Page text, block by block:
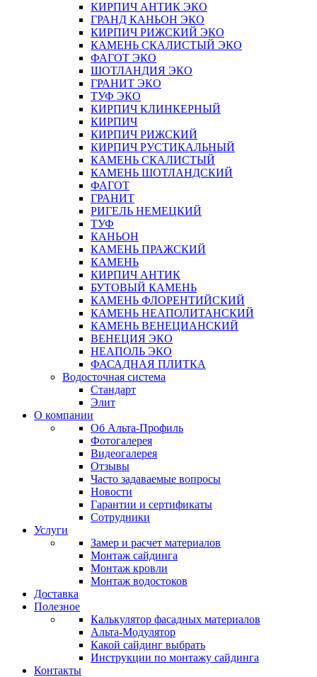
КИРПИЧ АНТИК ЭКО
ГРАНД КАНЬОН ЭКО
КИРПИЧ РИЖСКИЙ ЭКО
КАМЕНЬ СКАЛИСТЫЙ ЭКО
ФАГОТ ЭКО
ШОТЛАНДИЯ ЭКО
ГРАНИТ ЭКО
ТУФ ЭКО
КИРПИЧ КЛИНКЕРНЫЙ
КИРПИЧ
КИРПИЧ РИЖСКИЙ
КИРПИЧ РУСТИКАЛЬНЫЙ
КАМЕНЬ СКАЛИСТЫЙ
КАМЕНЬ ШОТЛАНДСКИЙ
ФАГОТ
ГРАНИТ
РИГЕЛЬ НЕМЕЦКИЙ
ТУФ
КАНЬОН
КАМЕНЬ ПРАЖСКИЙ
КАМЕНЬ
КИРПИЧ АНТИК
БУТОВЫЙ КАМЕНЬ
КАМЕНЬ ФЛОРЕНТИЙСКИЙ
КАМЕНЬ НЕАПОЛИТАНСКИЙ
КАМЕНЬ ВЕНЕЦИАНСКИЙ
ВЕНЕЦИЯ ЭКО
НЕАПОЛЬ ЭКО
ФАСАДНАЯ ПЛИТКА
Водосточная система
Стандарт
Элит
О компании
Об Альта-Профиль
Фотогалерея
Видеогалерея
Отзывы
Часто задаваемые вопросы
Новости
Гарантии и сертификаты
Сотрудники
Услуги
Замер и расчет материалов
Монтаж сайдинга
Монтаж кровли
Монтаж водостоков
Доставка
Полезное
Калькулятор фасадных материалов
Альта-Модулятор
Какой сайдинг выбрать
Инструкции по монтажу сайдинга
Контакты